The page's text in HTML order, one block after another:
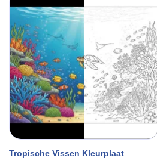
Tropische Vissen Kleurplaat